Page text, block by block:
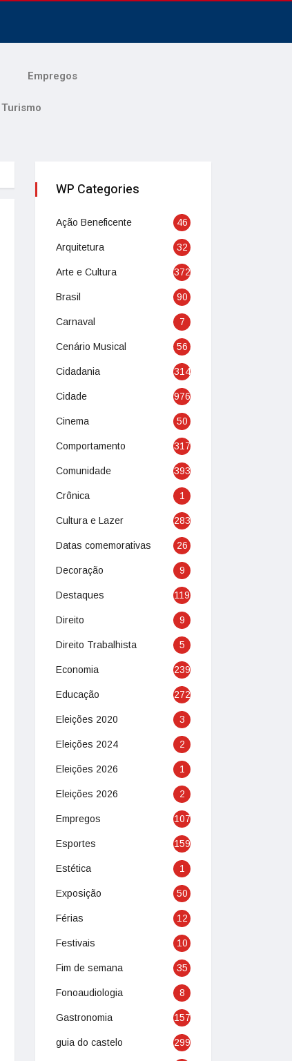
Empregos
Turismo
WP Categories
Ação Beneficente 46
Arquitetura 32
Arte e Cultura 372
Brasil 90
Carnaval 7
Cenário Musical 56
Cidadania 314
Cidade 976
Cinema 50
Comportamento 317
Comunidade 393
Crônica 1
Cultura e Lazer 283
Datas comemorativas 26
Decoração 9
Destaques 119
Direito 9
Direito Trabalhista 5
Economia 239
Educação 272
Eleições 2020 3
Eleições 2024 2
Eleições 2026 1
Eleições 2026 2
Empregos 107
Esportes 159
Estética 1
Exposição 50
Férias 12
Festivais 10
Fim de semana 35
Fonoaudiologia 8
Gastronomia 157
guia do castelo 299